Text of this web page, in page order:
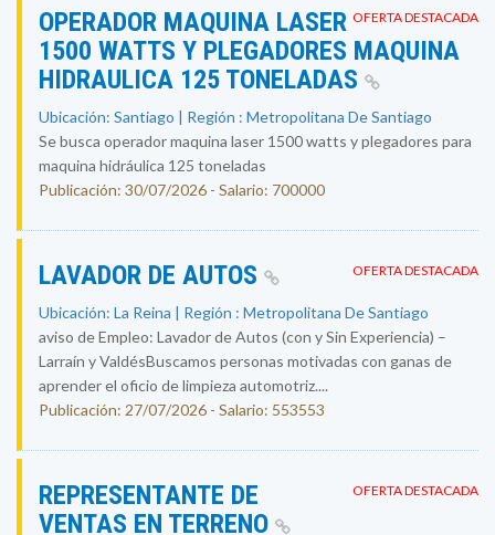
OFERTA DESTACADA
OPERADOR MAQUINA LASER
1500 WATTS Y PLEGADORES MAQUINA
HIDRAULICA 125 TONELADAS
Ubicación: Santiago | Región : Metropolitana De Santiago
Se busca operador maquina laser 1500 watts y plegadores para
maquina hidráulica 125 toneladas
Publicación: 30/07/2026 - Salario: 700000
OFERTA DESTACADA
LAVADOR DE AUTOS
Ubicación: La Reina | Región : Metropolitana De Santiago
aviso de Empleo: Lavador de Autos (con y Sin Experiencia) –
Larraín y ValdésBuscamos personas motivadas con ganas de
aprender el oficio de limpieza automotriz....
Publicación: 27/07/2026 - Salario: 553553
OFERTA DESTACADA
REPRESENTANTE DE
VENTAS EN TERRENO